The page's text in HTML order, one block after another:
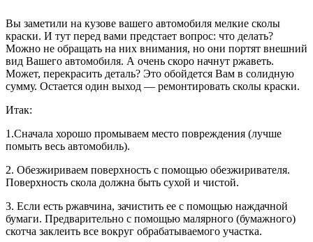
Вы заметили на кузове вашего автомобиля мелкие сколы
краски. И тут перед вами предстает вопрос: что делать?
Можно не обращать на них внимания, но они портят внешний
вид Вашего автомобиля. А очень скоро начнут ржаветь.
Может, перекрасить деталь? Это обойдется Вам в солидную
сумму. Остается один выход — ремонтировать сколы краски.
Итак:
1.Сначала хорошо промываем место повреждения (лучше
помыть весь автомобиль).
2. Обезжириваем поверхность с помощью обезжиривателя.
Поверхность скола должна быть сухой и чистой.
3. Если есть ржавчина, зачистить ее с помощью наждачной
бумаги. Предварительно с помощью малярного (бумажного)
скотча заклеить все вокруг обрабатываемого участка.